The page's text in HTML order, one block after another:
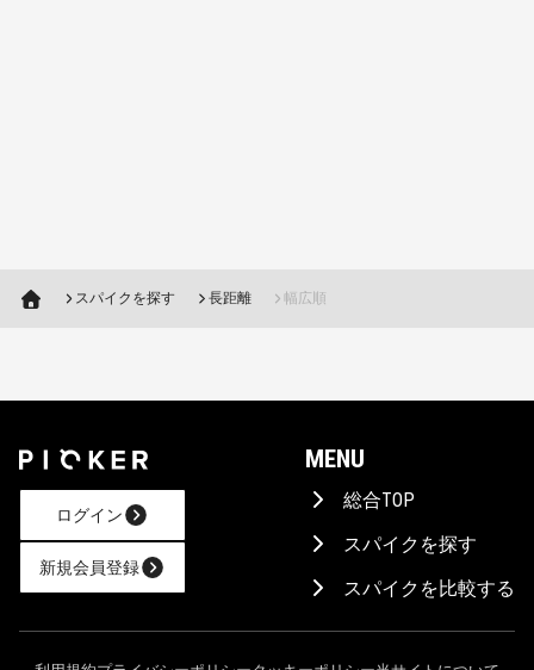
AIに相談！
スパイクを探す 長距離 幅広順
ログイン
新規会員登録
MENU
総合TOP
スパイクを探す
スパイクを比較する